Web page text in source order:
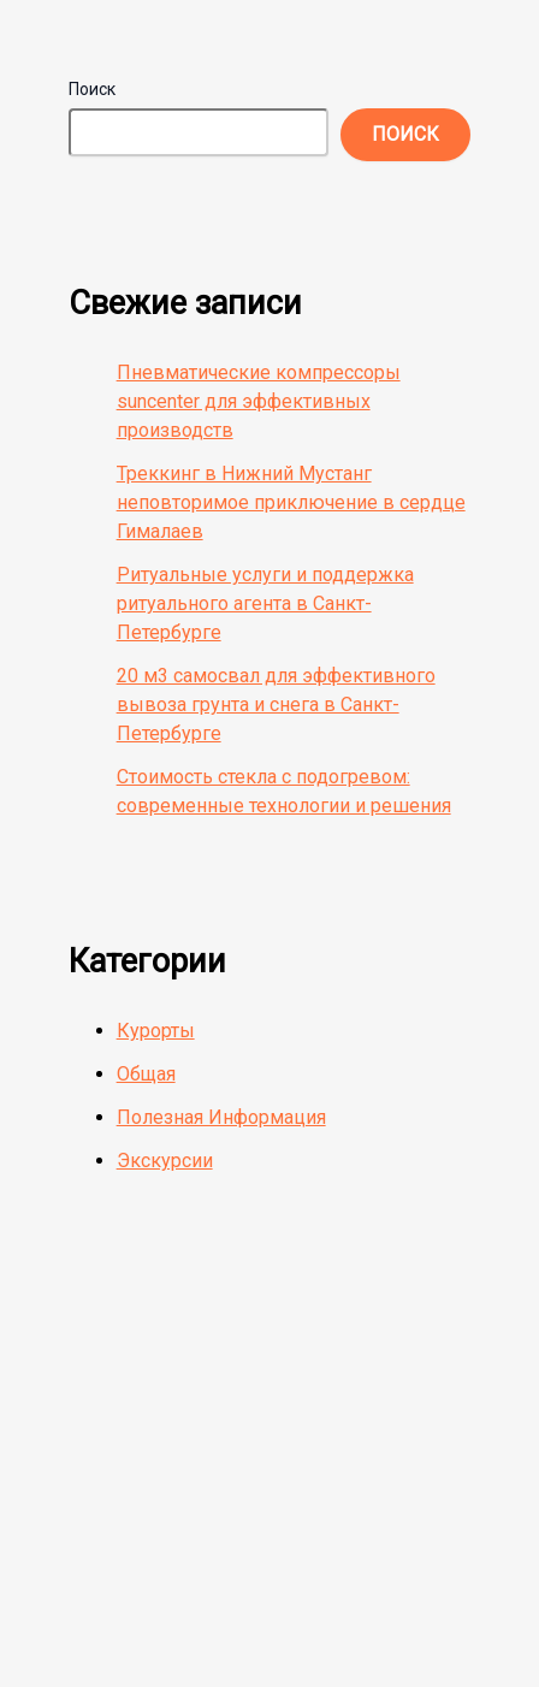
Поиск
ПОИСК
Свежие записи
Пневматические компрессоры
suncenter для эффективных
производств
Треккинг в Нижний Мустанг
неповторимое приключение в сердце
Гималаев
Ритуальные услуги и поддержка
ритуального агента в Санкт-
Петербурге
20 м3 самосвал для эффективного
вывоза грунта и снега в Санкт-
Петербурге
Стоимость стекла с подогревом:
современные технологии и решения
Категории
Курорты
Общая
Полезная Информация
Экскурсии